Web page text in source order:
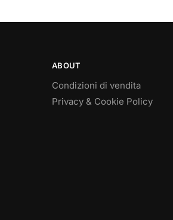
ABOUT
Condizioni di vendita
Privacy & Cookie Policy